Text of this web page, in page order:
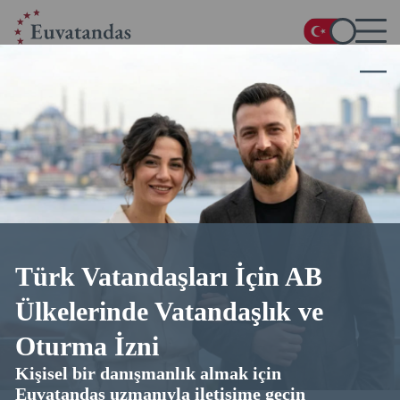
Yunan Vatandaşlığının Elde
Edilmesi
04.11.2025
20 dakika okuma
4.8üzerinden 5 (28oylar)
Türk Vatandaşları İçin AB
Ülkelerinde Vatandaşlık ve
Oturma İzni
Kişisel bir danışmanlık almak için
Euvatandas uzmanıyla iletişime geçin